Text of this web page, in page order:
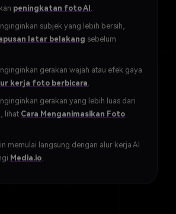
peningkatan foto AI
subjek yang lebih bersih,
latar belakang sebelum
gerakan wajah atau efek gaya
kerja foto berbicara
gerakan yang lebih luas dari
lihat Cara Menganimasikan Foto
memulai langsung dengan alur kerja AI
Media.io